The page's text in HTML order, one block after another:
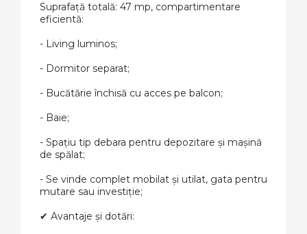
Suprafață totală: 47 mp, compartimentare
eficientă:
- Living luminos;
- Dormitor separat;
- Bucătărie închisă cu acces pe balcon;
- Baie;
- Spațiu tip debara pentru depozitare și mașină
de spălat;
- Se vinde complet mobilat și utilat, gata pentru
mutare sau investiție;
✔ Avantaje și dotări: